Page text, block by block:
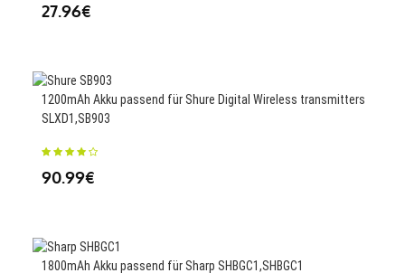
27.96€
1200mAh Akku passend für Shure Digital Wireless transmitters
SLXD1,SB903
90.99€
1800mAh Akku passend für Sharp SHBGC1,SHBGC1